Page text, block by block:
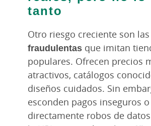
tanto
Otro riesgo creciente son las
fraudulentas que imitan
populares. Ofrecen precios
atractivos, catálogos
diseños cuidados. Sin
esconden pagos inseguros o
directamente robos de